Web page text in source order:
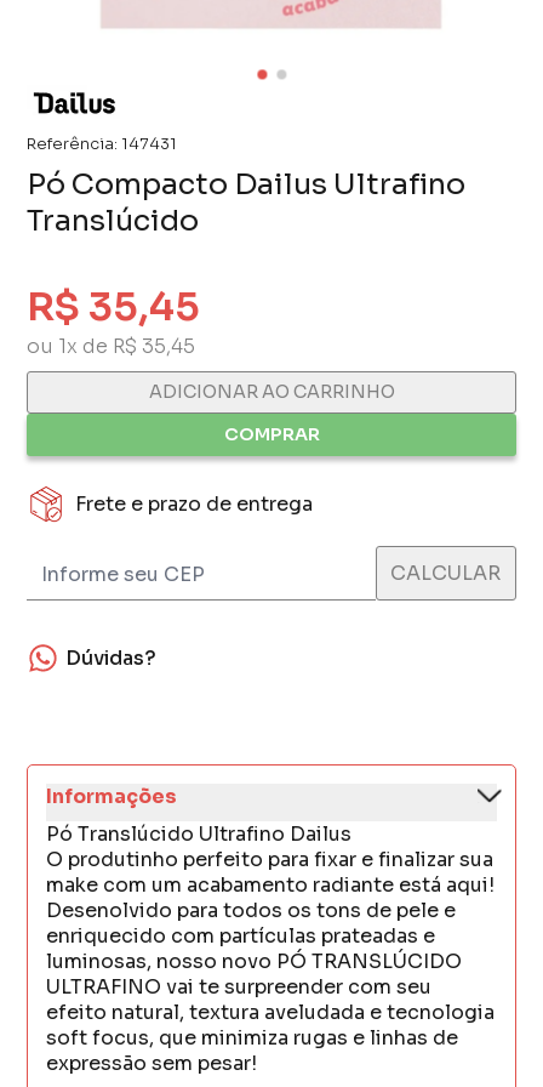
Referência: 147431
Pó Compacto Dailus Ultrafino
Translúcido
R$ 35,45
ou 1x de R$ 35,45
ADICIONAR AO CARRINHO
COMPRAR
Frete e prazo de entrega
Dúvidas?
Informações
Pó Translúcido Ultrafino Dailus
O produtinho perfeito para fixar e finalizar sua
make com um acabamento radiante está aqui!
Desenolvido para todos os tons de pele e
enriquecido com partículas prateadas e
luminosas, nosso novo PÓ TRANSLÚCIDO
ULTRAFINO vai te surpreender com seu
efeito natural, textura aveludada e tecnologia
soft focus, que minimiza rugas e linhas de
expressão sem pesar!